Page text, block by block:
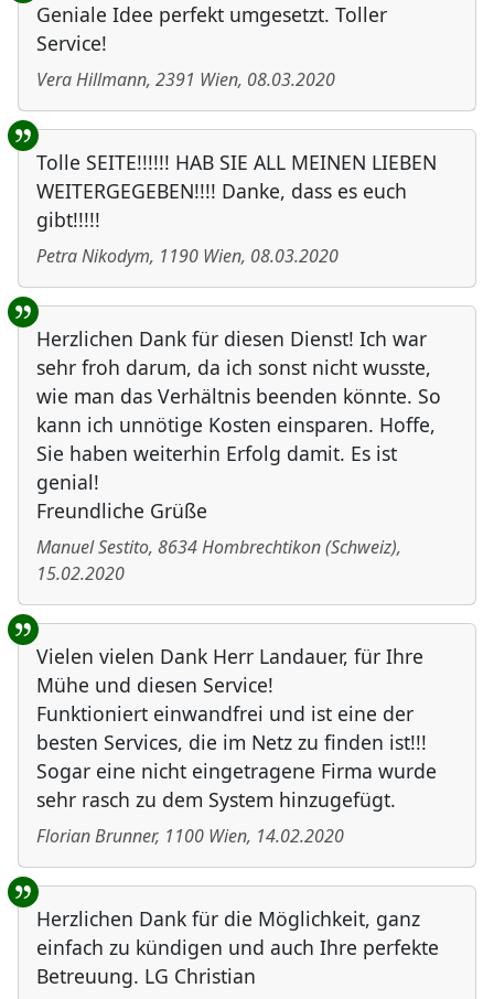
Geniale Idee perfekt umgesetzt. Toller
Service!
Vera Hillmann, 2391 Wien, 08.03.2020
Tolle SEITE!!!!!! HAB SIE ALL MEINEN LIEBEN
WEITERGEGEBEN!!!! Danke, dass es euch
gibt!!!!!
Petra Nikodym, 1190 Wien, 08.03.2020
Herzlichen Dank für diesen Dienst! Ich war
sehr froh darum, da ich sonst nicht wusste,
wie man das Verhältnis beenden könnte. So
kann ich unnötige Kosten einsparen. Hoffe,
Sie haben weiterhin Erfolg damit. Es ist
genial!
Freundliche Grüße
Manuel Sestito, 8634Hombrechtikon(Schweiz),
15.02.2020
Vielen vielen Dank Herr Landauer, für Ihre
Mühe und diesen Service!
Funktioniert einwandfrei und ist eine der
besten Services, die im Netz zu finden ist!!!
Sogar eine nicht eingetragene Firma wurde
sehr rasch zu dem System hinzugefügt.
Florian Brunner, 1100 Wien, 14.02.2020
Herzlichen Dank für die Möglichkeit, ganz
einfach zu kündigen und auch Ihre perfekte
Betreuung. LG Christian